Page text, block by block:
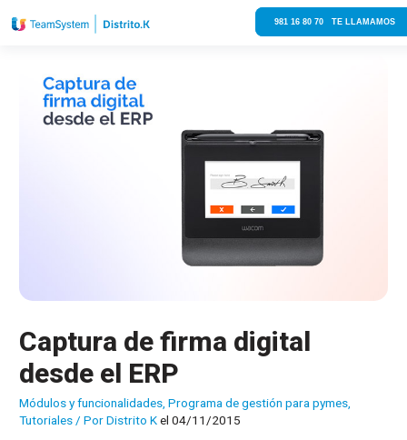
981 16 80 70 TE LLAMAMOS
Captura de firma digital
desde el ERP
Módulos y funcionalidades ,Programa de gestión para pymes
Tutoriales / PorDistrito Kel 04/11/2015